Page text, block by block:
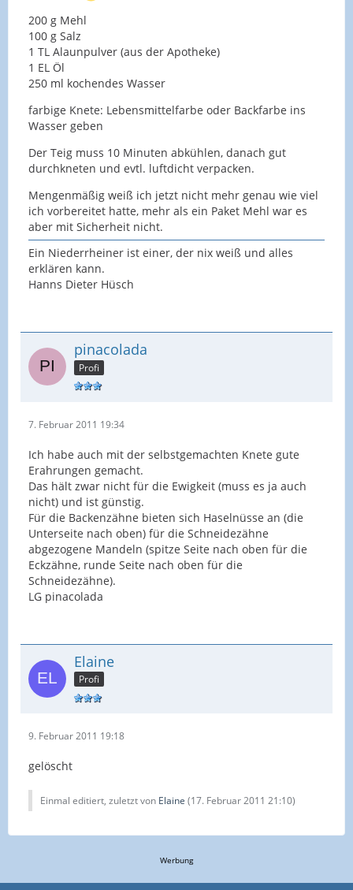
200 g Mehl
100 g Salz
1 TL Alaunpulver (aus der Apotheke)
1 EL Öl
250 ml kochendes Wasser
farbige Knete: Lebensmittelfarbe oder Backfarbe ins
Wasser geben
Der Teig muss 10 Minuten abkühlen, danach gut
durchkneten und evtl. luftdicht verpacken.
Mengenmäßig weiß ich jetzt nicht mehr genau wie viel
ich vorbereitet hatte, mehr als ein Paket Mehl war es
aber mit Sicherheit nicht.
Ein Niederrheiner ist einer, der nix weiß und alles
erklären kann.
Hanns Dieter Hüsch
pinacolada
Profi
7. Februar 2011 19:34
Ich habe auch mit der selbstgemachten Knete gute
Erahrungen gemacht.
Das hält zwar nicht für die Ewigkeit (muss es ja auch
nicht) und ist günstig.
Für die Backenzähne bieten sich Haselnüsse an (die
Unterseite nach oben) für die Schneidezähne
abgezogene Mandeln (spitze Seite nach oben für die
Eckzähne, runde Seite nach oben für die
Schneidezähne).
LG pinacolada
Elaine
Profi
9. Februar 2011 19:18
gelöscht
Einmal editiert, zuletzt von Elaine (17. Februar 2011 21:10)
Werbung